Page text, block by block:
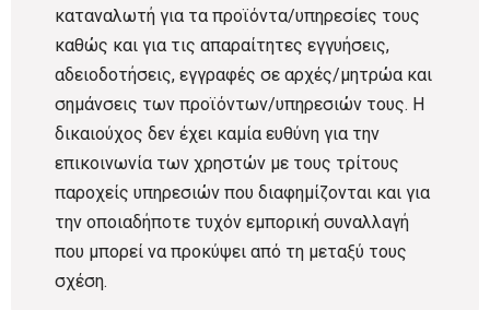
καταναλωτή για τα προϊόντα/υπηρεσίες τους
καθώς και για τις απαραίτητες εγγυήσεις,
αδειοδοτήσεις, εγγραφές σε αρχές/μητρώα και
σημάνσεις των προϊόντων/υπηρεσιών τους. Η
δικαιούχος δεν έχει καμία ευθύνη για την
επικοινωνία των χρηστών με τους τρίτους
παροχείς υπηρεσιών που διαφημίζονται και για
την οποιαδήποτε τυχόν εμπορική συναλλαγή
που μπορεί να προκύψει από τη μεταξύ τους
σχέση.